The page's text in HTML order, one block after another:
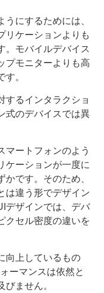
にするためには、
リケーションよりも
。モバイルデバイス
プモニターよりも高
。
するインタラクショ
式のデバイスでは異
マートフォンのよう
ケーションが一度に
です。そのため、
は違う形でデザイン
デザインでは、デバ
クセル密度の違いを
向上しているもの
ーマンスは依然と
ません。